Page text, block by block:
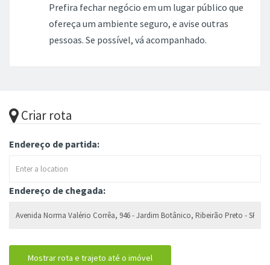
Prefira fechar negócio em um lugar público que
ofereça um ambiente seguro, e avise outras
pessoas. Se possível, vá acompanhado.
Criar rota
Endereço de partida:
Endereço de chegada: